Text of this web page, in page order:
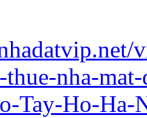
thue-nha-
Tay-Ho-Ha-